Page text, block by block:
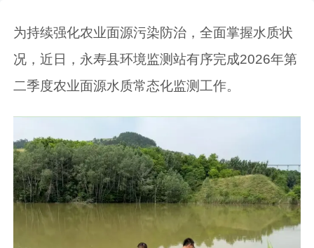
为持续强化农业面源污染防治，全面掌握水质状
况，近日，永寿县环境监测站有序完成2026年第
二季度农业面源水质常态化监测工作。